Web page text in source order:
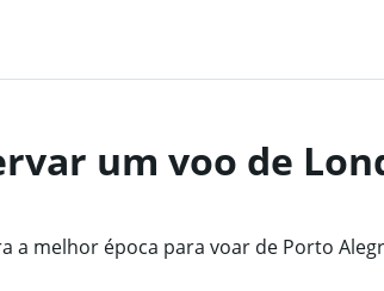
um voo de
a melhor época para voar de Porto